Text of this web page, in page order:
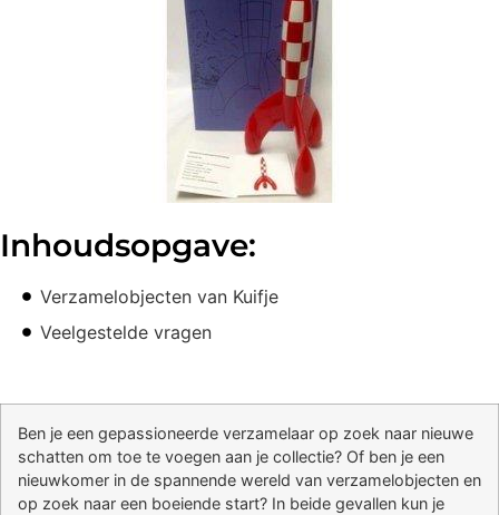
Inhoudsopgave:
Verzamelobjecten van Kuifje
Veelgestelde vragen
Ben je een gepassioneerde verzamelaar op zoek naar nieuwe
schatten om toe te voegen aan je collectie? Of ben je een
nieuwkomer in de spannende wereld van verzamelobjecten en
op zoek naar een boeiende start? In beide gevallen kun je